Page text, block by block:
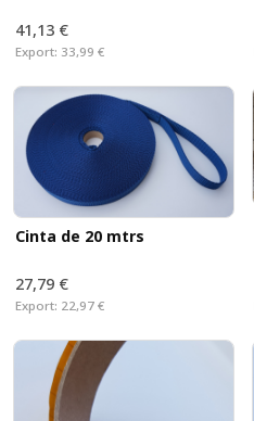
41,13 €
Export: 33,99 €
Cinta de 20 mtrs
27,79 €
Export: 22,97 €